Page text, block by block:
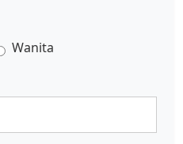
Wanita